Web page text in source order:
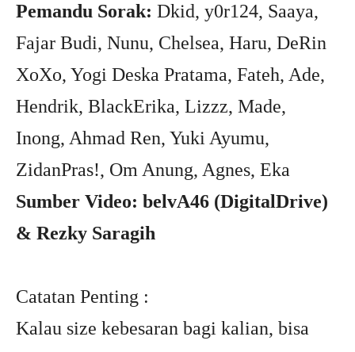
Pemandu Sorak: Dkid, y0r124, Saaya,
Fajar Budi, Nunu, Chelsea, Haru, DeRin
XoXo, Yogi Deska Pratama, Fateh, Ade,
Hendrik, BlackErika, Lizzz, Made,
Inong, Ahmad Ren, Yuki Ayumu,
ZidanPras!, Om Anung, Agnes, Eka
Sumber Video: belvA46 (DigitalDrive)
& Rezky Saragih
Catatan Penting :
Kalau size kebesaran bagi kalian, bisa